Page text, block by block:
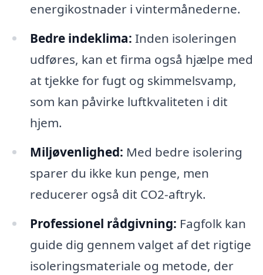
energikostnader i vintermånederne.
Bedre indeklima: Inden isoleringen
udføres, kan et firma også hjælpe med
at tjekke for fugt og skimmelsvamp,
som kan påvirke luftkvaliteten i dit
hjem.
Miljøvenlighed: Med bedre isolering
sparer du ikke kun penge, men
reducerer også dit CO2-aftryk.
Professionel rådgivning: Fagfolk kan
guide dig gennem valget af det rigtige
isoleringsmateriale og metode, der